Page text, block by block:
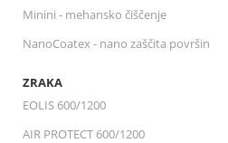
Minini - mehansko čiščenje
NanoCoatex - nano zaščita površin
ZRAKA
EOLIS 600/1200
AIR PROTECT 600/1200